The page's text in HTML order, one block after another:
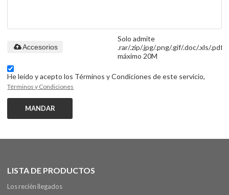
Solo admite
.rar/.zip/.jpg/.png/.gif/.doc/.xls/.pdf,
máximo 20M
Accesorios
He leido y acepto los Términos y Condiciones de este servicio,
Términos y Condiciones
MANDAR
LISTA DE PRODUCTOS
Los recién llegados